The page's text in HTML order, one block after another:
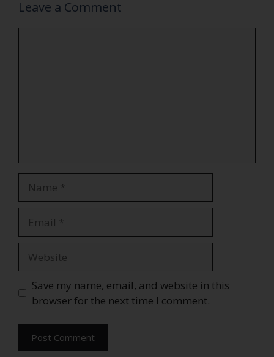
Leave a Comment
Save my name, email, and website in this
browser for the next time I comment.